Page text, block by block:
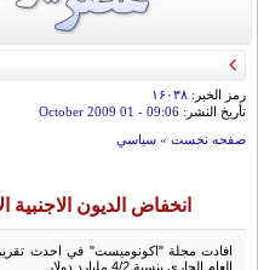
رمز الخبر: ۱۶۰۳۸
تأريخ النشر: 09:06
- 01 October 2009
صفحه نخست » سياسي
انخفاض الديون الاجنبية الايرانية
افادت مجلة "اكونوميست" في احدث تقرير
العام الجاري بنسبة 4/2 مليارد دولار.